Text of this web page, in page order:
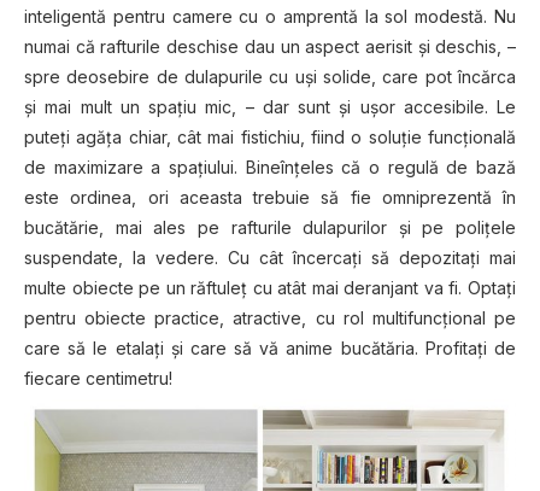
inteligentă pentru camere cu o amprentă la sol modestă. Nu
numai că rafturile deschise dau un aspect aerisit şi deschis, –
spre deosebire de dulapurile cu uși solide, care pot încărca
şi mai mult un spațiu mic, – dar sunt şi ușor accesibile. Le
puteţi agăţa chiar, cât mai fistichiu, fiind o soluţie funcţională
de maximizare a spaţiului. Bineînţeles că o regulă de bază
este ordinea, ori aceasta trebuie să fie omniprezentă în
bucătărie, mai ales pe rafturile dulapurilor şi pe poliţele
suspendate, la vedere. Cu cât încercaţi să depozitaţi mai
multe obiecte pe un răftuleţ cu atât mai deranjant va fi. Optaţi
pentru obiecte practice, atractive, cu rol multifuncţional pe
care să le etalaţi şi care să vă anime bucătăria. Profitaţi de
fiecare centimetru!